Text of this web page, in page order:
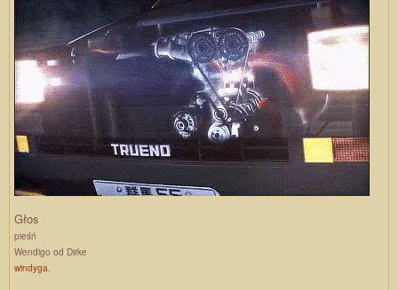
Głos
pieśń
Wendigo od Dirke
windyga.